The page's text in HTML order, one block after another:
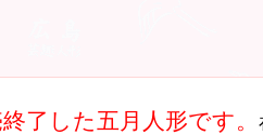
了した五月人形です。